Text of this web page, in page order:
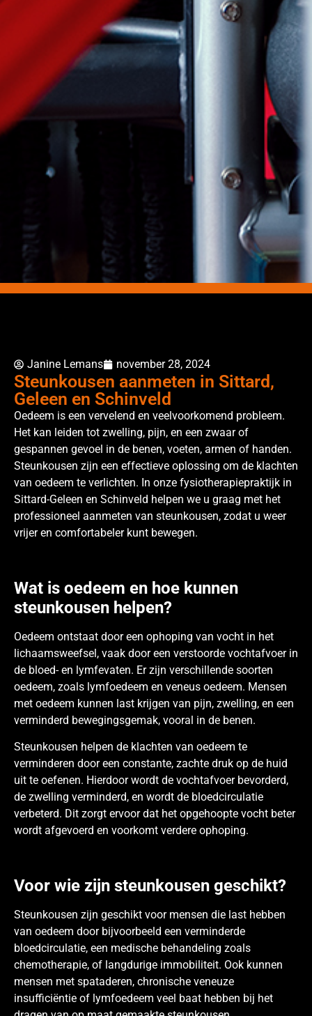
Janine Lemans november 28, 2024
Steunkousen aanmeten in Sittard,
Geleen en Schinveld
Oedeem is een vervelend en veelvoorkomend probleem.
Het kan leiden tot zwelling, pijn, en een zwaar of
gespannen gevoel in de benen, voeten, armen of handen.
Steunkousen zijn een effectieve oplossing om de klachten
van oedeem te verlichten. In onze fysiotherapiepraktijk in
Sittard-Geleen en Schinveld helpen we u graag met het
professioneel aanmeten van steunkousen, zodat u weer
vrijer en comfortabeler kunt bewegen.
Wat is oedeem en hoe kunnen
steunkousen helpen?
Oedeem ontstaat door een ophoping van vocht in het
lichaamsweefsel, vaak door een verstoorde vochtafvoer in
de bloed- en lymfevaten. Er zijn verschillende soorten
oedeem, zoals lymfoedeem en veneus oedeem. Mensen
met oedeem kunnen last krijgen van pijn, zwelling, en een
verminderd bewegingsgemak, vooral in de benen.
Steunkousen helpen de klachten van oedeem te
verminderen door een constante, zachte druk op de huid
uit te oefenen. Hierdoor wordt de vochtafvoer bevorderd,
de zwelling verminderd, en wordt de bloedcirculatie
verbeterd. Dit zorgt ervoor dat het opgehoopte vocht beter
wordt afgevoerd en voorkomt verdere ophoping.
Voor wie zijn steunkousen geschikt?
Steunkousen zijn geschikt voor mensen die last hebben
van oedeem door bijvoorbeeld een verminderde
bloedcirculatie, een medische behandeling zoals
chemotherapie, of langdurige immobiliteit. Ook kunnen
mensen met spataderen, chronische veneuze
insufficiëntie of lymfoedeem veel baat hebben bij het